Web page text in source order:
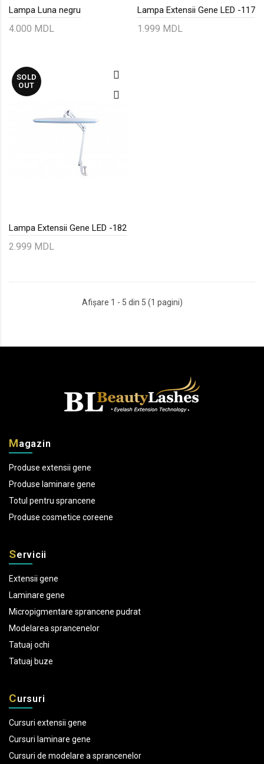
Lampa Luna negru
4.000 MDL
Lampa Extensii Gene LED -117
1.999 MDL
SOLD
OUT
Lampa Extensii Gene LED -182
2.999 MDL
Afişare 1 - 5 din 5 (1 pagini)
Magazin
Produse extensii gene
Produse laminare gene
Totul pentru sprancene
Produse cosmetice coreene
Servicii
Extensii gene
Laminare gene
Micropigmentare sprancene pudrat
Modelarea sprancenelor
Tatuaj ochi
Tatuaj buze
Cursuri
Cursuri extensii gene
Cursuri laminare gene
Cursuri de modelare a sprancenelor